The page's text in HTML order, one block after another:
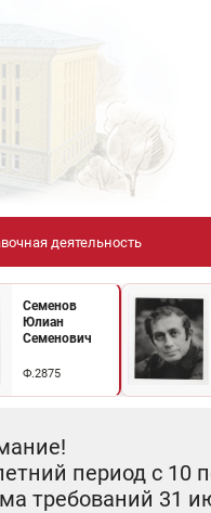
деятельность
Семенов
Юлиан
Семенович
Ф.2875
период с 10
требований 31